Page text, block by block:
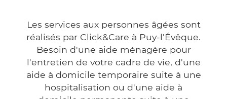
Les services aux personnes âgées sont
réalisés par Click&Care à Puy-l'Évêque.
Besoin d'une aide ménagère pour
l'entretien de votre cadre de vie, d'une
aide à domicile temporaire suite à une
hospitalisation ou d'une aide à